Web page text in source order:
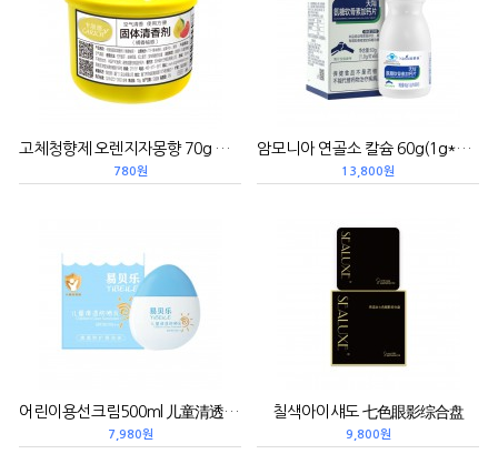
고체청향제 오렌지자몽향 70g 固体清香剂橘香柚惑
780원
암모니아 연골소 칼슘 60g(1g*60알) 氨糖软骨素加钙片
13,800원
어린이용선크림500ml 儿童清透防晒乳
7,980원
칠색아이섀도 七色眼影综合盘
9,800원